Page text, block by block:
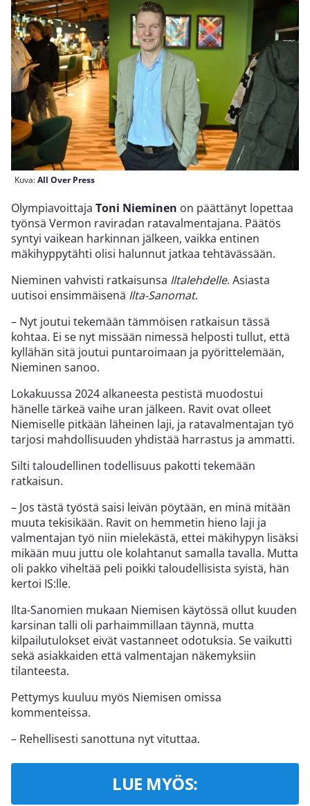
Kuva:All Over Press
Olympiavoittaja Toni Nieminen on päättänyt lopettaa
työnsä Vermon raviradan ratavalmentajana. Päätös
syntyi vaikean harkinnan jälkeen, vaikka entinen
mäkihyppytähti olisi halunnut jatkaa tehtävässään.
Nieminen vahvisti ratkaisunsa Iltalehdelle. Asiasta
uutisoi ensimmäisenä Ilta-Sanomat.
– Nyt joutui tekemään tämmöisen ratkaisun tässä
kohtaa. Ei se nyt missään nimessä helposti tullut, että
kyllähän sitä joutui puntaroimaan ja pyörittelemään,
Nieminen sanoo.
Lokakuussa 2024 alkaneesta pestistä muodostui
hänelle tärkeä vaihe uran jälkeen. Ravit ovat olleet
Niemiselle pitkään läheinen laji, ja ratavalmentajan työ
tarjosi mahdollisuuden yhdistää harrastus ja ammatti.
Silti taloudellinen todellisuus pakotti tekemään
ratkaisun.
– Jos tästä työstä saisi leivän pöytään, en minä mitään
muuta tekisikään. Ravit on hemmetin hieno laji ja
valmentajan työ niin mielekästä, ettei mäkihypyn lisäksi
mikään muu juttu ole kolahtanut samalla tavalla. Mutta
oli pakko viheltää peli poikki taloudellisista syistä, hän
kertoi IS:lle.
Ilta-Sanomien mukaan Niemisen käytössä ollut kuuden
karsinan talli oli parhaimmillaan täynnä, mutta
kilpailutulokset eivät vastanneet odotuksia. Se vaikutti
sekä asiakkaiden että valmentajan näkemyksiin
tilanteesta.
Pettymys kuuluu myös Niemisen omissa
kommenteissa.
– Rehellisesti sanottuna nyt vituttaa.
LUE MYÖS: